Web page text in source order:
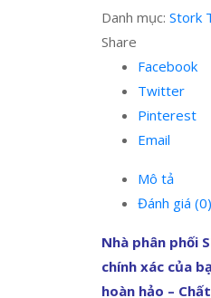
Danh mục: Stork
Share
Facebook
Twitter
Pinterest
Email
Mô tả
Đánh giá (0)
Nhà phân phối
chính xác của
hoàn hảo –